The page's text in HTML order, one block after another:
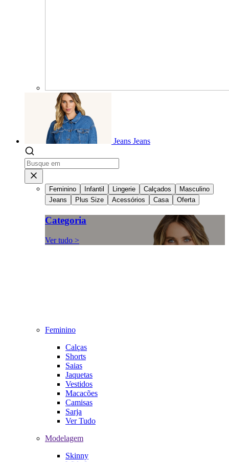
Jeans Jeans
Feminino Infantil Lingerie Calçados
Masculino
Jeans
Plus Size Acessórios Casa Oferta
Categoria
Ver tudo >
Feminino
Calças
Shorts
Saias
Jaquetas
Vestidos
Macacões
Camisas
Sarja
Ver Tudo
Modelagem
Skinny